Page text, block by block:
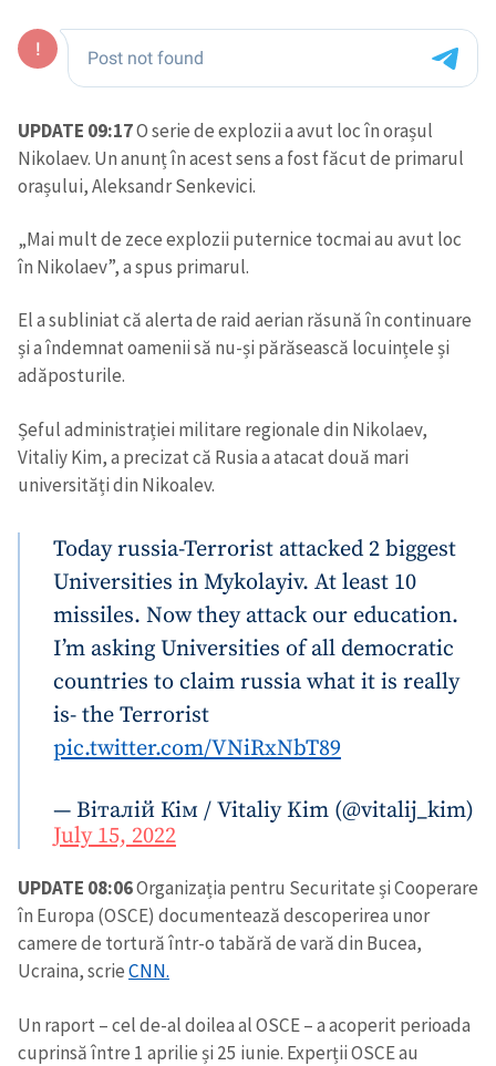
UPDATE 09:17O serie de explozii a avut loc în orașul
Nikolaev. Un anunț în acest sens a fost făcut de primarul
orașului, Aleksandr Senkevici.
„Mai mult de zece explozii puternice tocmai au avut loc
în Nikolaev”, a spus primarul.
El a subliniat că alerta de raid aerian răsună în continuare
și a îndemnat oamenii să nu-și părăsească locuințele și
adăposturile.
Șeful administrației militare regionale din Nikolaev,
Vitaliy Kim, a precizat că Rusia a atacat două mari
universități din Nikoalev.
Today russia-Terrorist attacked 2 biggest
Universities in Mykolayiv. At least 10
missiles. Now they attack our education.
I’m asking Universities of all democratic
countries to claim russia what it is really
is- the Terrorist
pic.twitter.com/VNiRxNbT89
— Віталій Кім / Vitaliy Kim (@vitalij_kim)
July 15, 2022
UPDATE 08:06Organizația pentru Securitate și Cooperare
în Europa (OSCE) documentează descoperirea unor
camere de tortură într-o tabără de vară din Bucea,
Ucraina, scrieCNN.
Un raport – cel de-al doilea al OSCE – a acoperit perioada
cuprinsă între 1 aprilie și 25 iunie. Experții OSCE au